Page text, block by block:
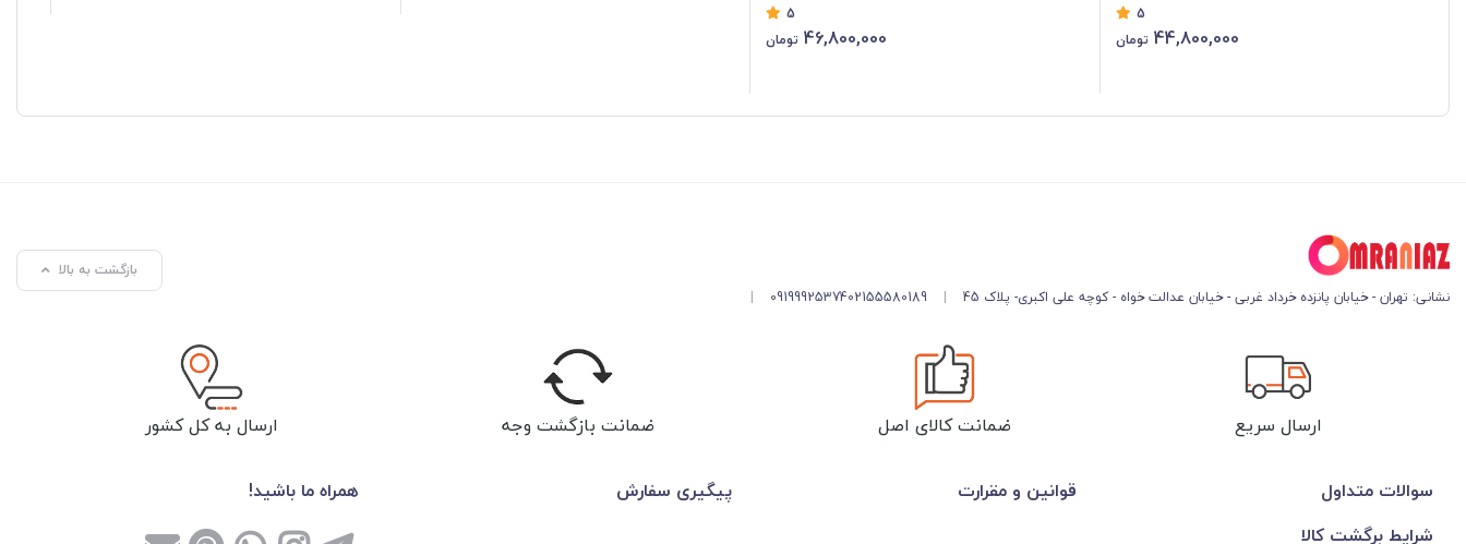
5
44,800,000 تومان
5
46,800,000 تومان
نشانی: تهران - خیابان پانزده خرداد غربی - خیابان عدالت خواه - کوچه علی اکبری- پلاک 45 |
02155580189
09199925374
|
بازگشت به بالا
ارسال سریع ضمانت کالای اصل ضمانت بازگشت وجه ارسال به کل کشور
سوالات متداول قوانین و مقرارت
پیگیری سفارش
شرایط برگشت کالا
همراه ما باشید!